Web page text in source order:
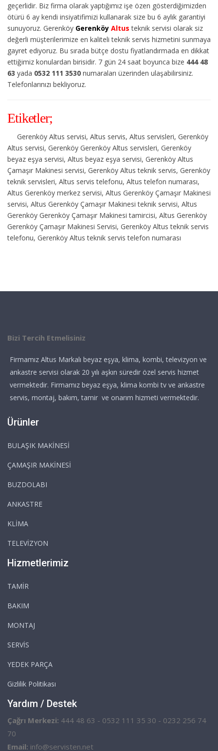
geçerlidir. Biz firma olarak yaptığımız işe özen gösterdiğimizden
ötürü 6 ay kendi insiyatifimizi kullanarak size bu 6 aylık garantiyi
sunuyoruz. Gerenköy Gerenköy Altus teknik servisi olarak siz
değerli müşterilerimize en kaliteli teknik servis hizmetini sunmaya
gayret ediyoruz. Bu sırada bütçe dostu fiyatlandırmada en dikkat
ettiğimiz konulardan birisidir. 7 gün 24 saat boyunca bize 444 48
63 yada 0532 111 3530 numaraları üzerinden ulaşabilirsiniz.
Telefonlarınızı bekliyoruz.
Etiketler;
Gerenköy Altus servisi, Altus servis, Altus servisleri, Gerenköy
Altus servisi, Gerenköy Gerenköy Altus servisleri, Gerenköy
beyaz eşya servisi, Altus beyaz eşya servisi, Gerenköy Altus
Çamaşır Makinesi servisi, Gerenköy Altus teknik servis, Gerenköy
teknik servisleri, Altus servis telefonu, Altus telefon numarası,
Altus Gerenköy merkez servisi, Altus Gerenköy Çamaşır Makinesi
servisi, Altus Gerenköy Çamaşır Makinesi teknik servisi, Altus
Gerenköy Gerenköy Çamaşır Makinesi tamircisi, Altus Gerenköy
Gerenköy Çamaşır Makinesi Servisi, Gerenköy Altus teknik servis
telefonu, Gerenköy Altus teknik servis telefon numarası
Bizi Tercih Etmelisiniz
Firmamız Altus Markalı beyaz eşya, klima, kombi, televizyon ve
ankastre servisi olarak 20 yılı aşkın süredir özel servis hizmet
vermektedir. Firmamız beyaz eşya, klima kombi tv ve ankastre
servis, montaj, bakım, tamir ve onarım hizmeti vermektedir.
Ürünler
BULAŞIK MAKİNESİ
ÇAMAŞIR MAKİNESİ
BUZDOLABI
ANKASTRE
KLİMA
TELEVİZYON
Hizmetlerimiz
TAMİR
BAKIM
MONTAJ
SERVİS
YEDEK PARÇA
Gizlilik Politikası
Yardım / Destek
Çağrı Merkezi: 444 48 63 - 0532 111 35 30 - 0232 256 74
70
Email: info@servisten.net